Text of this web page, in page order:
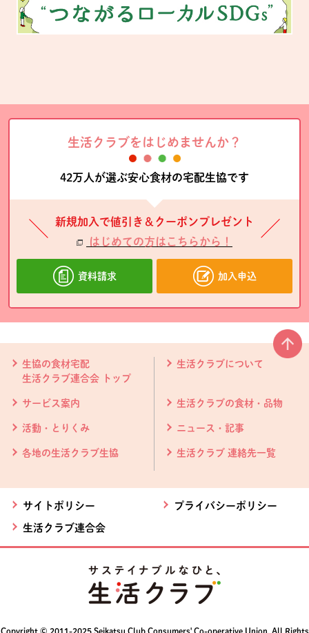
生活クラブをはじめませんか？
42万人が選ぶ安心食材の宅配生協です
新規加入で値引き＆クーポンプレゼント
はじめての方はこちらから！
資料請求 加入申込
生協の食材宅配
生活クラブ連合会 トップ
生活クラブについて
サービス案内 生活クラブの食材・品物
活動・とりくみ ニュース・記事
各地の生活クラブ生協 生活クラブ 連絡先一覧
サイトポリシー プライバシーポリシー
生活クラブ連合会
Copyright © 2011-2025 Seikatsu Club Consumers' Co-operative Union, All Rights